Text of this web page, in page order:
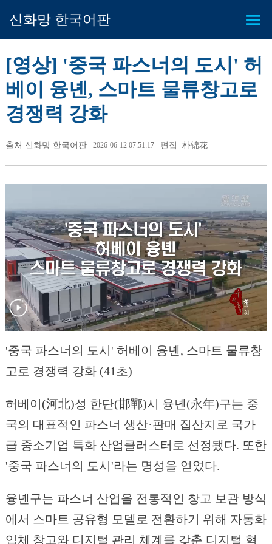
신화망 한국어판
[영상] '중국 파스너의 도시' 허
베이 융녠, 스마트 물류창고로
경쟁력 강화
출처:신화망 한국어판 2026-06-12 07:51:17 편집: 朴锦花
'중국 파스너의 도시' 허베이 융녠, 스마트 물류창
고로 경쟁력 강화 (41초)
허베이(河北)성 한단(邯鄲)시 융녠(永年)구는 중
국의 대표적인 파스너 생산·판매 집산지로 국가
급 중소기업 특화 산업클러스터로 선정됐다. 또한
'중국 파스너의 도시'라는 명성을 얻었다.
융녠구는 파스너 산업을 전통적인 창고 보관 방식
에서 스마트 공유형 모델로 전환하기 위해 자동화
입체 창고와 디지털 관리 체계를 갖춘 디지털 혁